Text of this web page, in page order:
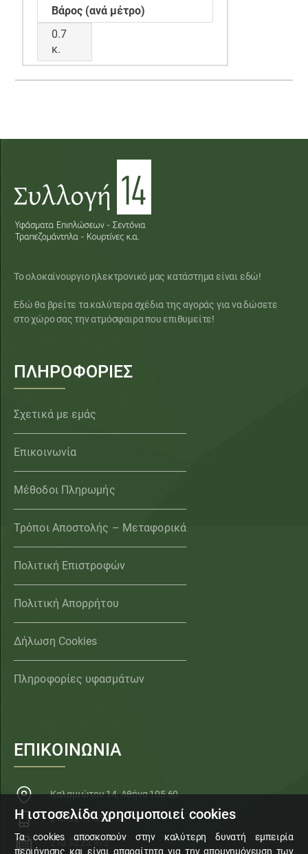
Βάρος (ανά μέτρο)
0.7
κ.
Το ολοκαίνουργιο ηλεκτρονικό μας κατάστημα είναι εδώ!
Εδώ θα βρείτε τα καλύτερα σχέδια της αγοράς για να δώσετε
στο χώρο σας την ατμόσφαιρα που επιθυμείτε!
ΠΛΗΡΟΦΟΡΙΕΣ
Σχετικά με εμάς
Επικοινωνία
Μέθοδοι Πληρωμής
Τρόποι Αποστολής – Μεταφορικά
Πολιτική Επιστροφών
Πολιτική Απορρήτου
Δήλωση Cookies
Πληροφορίες υφασμάτων
ΕΠΙΚΟΙΝΩΝΙΑ
Καλαμιώτου 14, Αθήνα 105 60
210 32 11 553
210 32 22 972
Η ιστοσελίδα χρησιμοποιεί cookies
Τα cookies αποσκοπούν στην καλύτερη δυνατή εμπειρία
περιήγησης και είναι απαραίτητα για την απομνημόνευση των